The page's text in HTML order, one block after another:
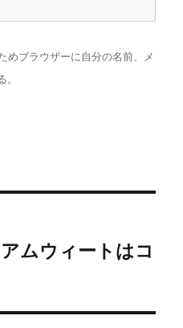
めブラウザーに自分の名前、メ
ムウィートはコ